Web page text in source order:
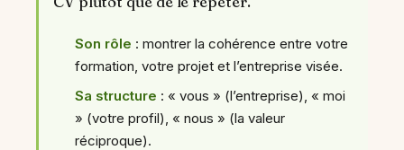
Son rôle : montrer la cohérence entre votre
formation, votre projet et l’entreprise visée.
Sa structure : « vous » (l’entreprise), « moi
» (votre profil), « nous » (la valeur
réciproque).